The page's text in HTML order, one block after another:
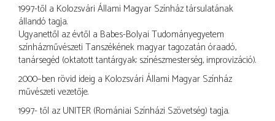
1997-től a Kolozsvári Állami Magyar Színház társulatának
állandó tagja.
Ugyanettől az évtől a Babes-Bolyai Tudományegyetem
színházművészeti Tanszékének magyar tagozatán óraadó,
tanársegéd (oktatott tantárgyak: színészmesterség, improvizáció).
2000–ben rövid ideig a Kolozsvári Állami Magyar Színház
művészeti vezetője.
1997- től az UNITER (Romániai Színházi Szövetség) tagja.